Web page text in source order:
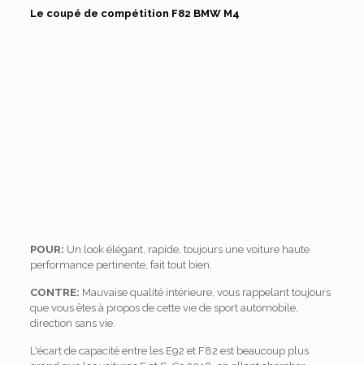
Le coupé de compétition F82 BMW M4
POUR: Un look élégant, rapide, toujours une voiture haute
performance pertinente, fait tout bien.
CONTRE: Mauvaise qualité intérieure, vous rappelant toujours
que vous êtes à propos de cette vie de sport automobile,
direction sans vie.
L'écart de capacité entre les E92 et F82 est beaucoup plus